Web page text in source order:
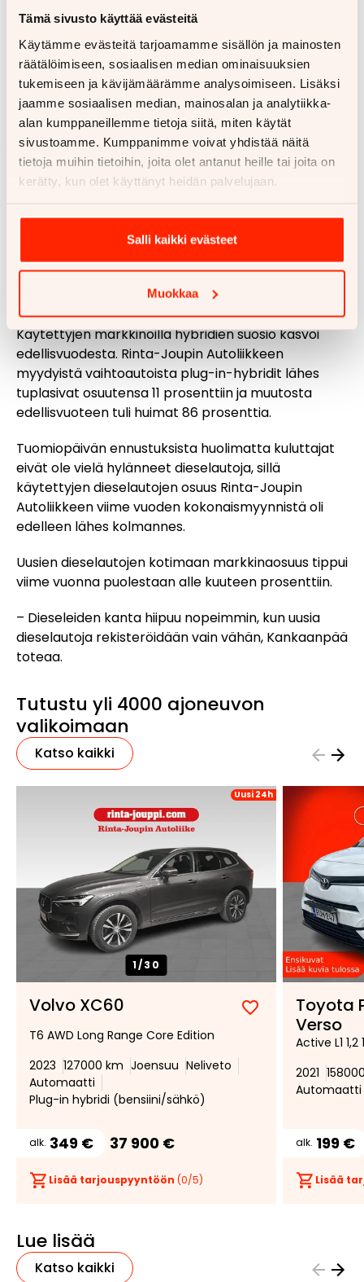
Tämä sivusto käyttää evästeitä
Käytämme evästeitä tarjoamamme sisällön ja mainosten
räätälöimiseen, sosiaalisen median ominaisuuksien
tukemiseen ja kävijämäärämme analysoimiseen. Lisäksi
jaamme sosiaalisen median, mainosalan ja analytiikka-
alan kumppaneillemme tietoja siitä, miten käytät
sivustoamme. Kumppanimme voivat yhdistää näitä
tietoja muihin tietoihin, joita olet antanut heille tai joita on
kerätty, kun olet käyttänyt heidän palvelujaan.
Salli kaikki evästeet
Muokkaa
Suomen autokanta sähköistyy hitaasti, mutta varmasti.
Uudet sähköautot suositumpia kuin
hybridit – dieselautojen kanta
hiipumassa
ostajia enemmän kuin hybridit. Ensirekisteröinneissä
sähköautot ajoivat selvästi ladattavien hybridien
ohi, sillä ladattavien hybridien markkinaosuus säilyi
noin 20 prosentissa, kun sähköautot lähes
tuplasivat osuutensa edellisvuoteen verrattuna.
Käytettyjen markkinoilla hybridien suosio kasvoi
edellisvuodesta. Rinta-Joupin Autoliikkeen
myydyistä vaihtoautoista plug-in-hybridit lähes
tuplasivat osuutensa 11 prosenttiin ja muutosta
edellisvuoteen tuli huimat 86 prosenttia.
Tuomiopäivän ennustuksista huolimatta kuluttajat
eivät ole vielä hylänneet dieselautoja, sillä
käytettyjen dieselautojen osuus Rinta-Joupin
Autoliikkeen viime vuoden kokonaismyynnistä oli
edelleen lähes kolmannes.
Uusien dieselautojen kotimaan markkinaosuus tippui
viime vuonna puolestaan alle kuuteen prosenttiin.
– Dieseleiden kanta hiipuu nopeimmin, kun uusia
dieselautoja rekisteröidään vain vähän, Kankaanpää
toteaa.
Tutustu yli 4000 ajoneuvon
valikoimaan
Katso kaikki
Uusi 24h
1/30
Volvo XC60
Lisää
suosikiksi
Poista
suosikeista
T6 AWD Long Range Core Edition
2023 127000 km Joensuu Neliveto
Automaatti
Plug-in hybridi (bensiini/sähkö)
alk. 349 € 37 900 €
Lisää tarjouspyyntöön (0/5)
Toyota
Verso
Active L1
2021
Automaatti
alk. 199 €
Lisää
Lue lisää
Katso kaikki